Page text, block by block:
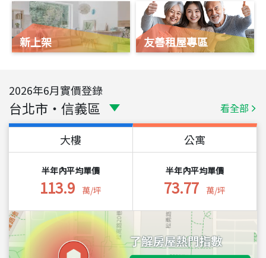
新上架 友善租屋專區
2026年6月實價登錄
台北市 ・ 信義區 看全部
大樓
半年內平均單價
113.9 萬/坪
公寓
半年內平均單價
73.77 萬/坪